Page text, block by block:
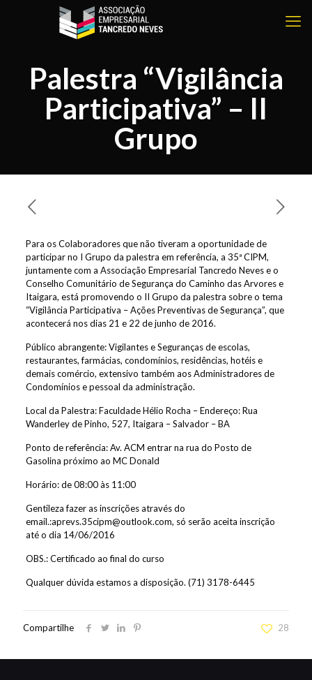
Palestra “Vigilância
Participativa” – II
Grupo
Para os Colaboradores que não tiveram a oportunidade de
participar no I Grupo da palestra em referência, a 35ª CIPM,
juntamente com a Associação Empresarial Tancredo Neves e o
Conselho Comunitário de Segurança do Caminho das Arvores e
Itaigara, está promovendo o II Grupo da palestra sobre o tema
“Vigilância Participativa – Ações Preventivas de Segurança”, que
acontecerá nos dias 21 e 22 de junho de 2016.
Público abrangente: Vigilantes e Seguranças de escolas,
restaurantes, farmácias, condomínios, residências, hotéis e
demais comércio, extensivo também aos Administradores de
Condomínios e pessoal da administração.
Local da Palestra: Faculdade Hélio Rocha – Endereço: Rua
Wanderley de Pinho, 527, Itaigara – Salvador – BA
Ponto de referência: Av. ACM entrar na rua do Posto de
Gasolina próximo ao MC Donald
Horário: de 08:00 às 11:00
Gentileza fazer as inscrições através do
email.:aprevs.35cipm@outlook.com, só serão aceita inscrição
até o dia 14/06/2016
OBS.: Certificado ao final do curso
Qualquer dúvida estamos a disposição. (71) 3178-6445
Compartilhe 28